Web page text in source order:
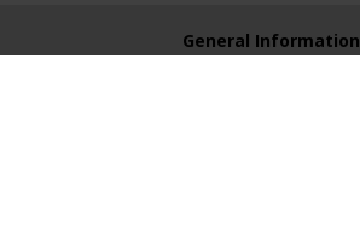
General Information